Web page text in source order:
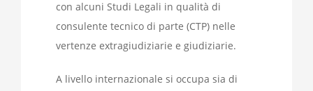
con alcuni Studi Legali in qualità di
consulente tecnico di parte (CTP) nelle
vertenze extragiudiziarie e giudiziarie.
A livello internazionale si occupa sia di